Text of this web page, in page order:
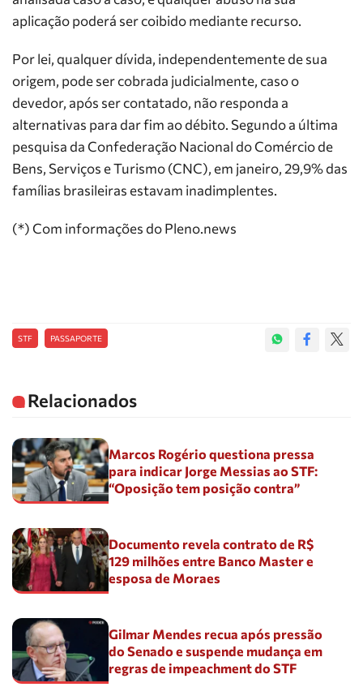
aplicação poderá ser coibido mediante recurso.
Por lei, qualquer dívida, independentemente de sua
origem, pode ser cobrada judicialmente, caso o
devedor, após ser contatado, não responda a
alternativas para dar fim ao débito. Segundo a última
pesquisa da Confederação Nacional do Comércio de
Bens, Serviços e Turismo (CNC), em janeiro, 29,9% das
famílias brasileiras estavam inadimplentes.
(*) Com informações do Pleno.news
STF PASSAPORTE
Relacionados
Marcos Rogério questiona pressa
para indicar Jorge Messias ao STF:
“Oposição tem posição contra”
Documento revela contrato de R$
129 milhões entre Banco Master e
esposa de Moraes
Gilmar Mendes recua após pressão
do Senado e suspende mudança em
regras de impeachment do STF